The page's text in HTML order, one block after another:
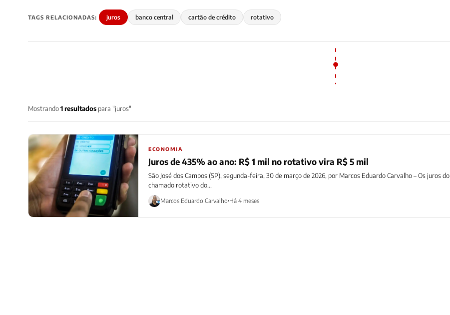
TAGS RELACIONADAS: juros banco central cartão de crédito rotativo
Mostrando1 resultados para "juros"
ECONOMIA
Juros de 435% ao ano: R$ 1 mil no rotativo vira R$ 5 mil
São José dos Campos (SP), segunda-feira, 30 de março de 2026, por Marcos Eduardo Carvalho – Os juros do
chamado rotativo do...
Marcos Eduardo Carvalho Há 4 meses